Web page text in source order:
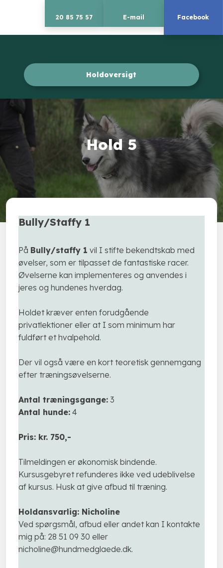
20 85 75 57 E-mail Facebook
Holdoversigt​
Hold 5
Bully/Staffy 1
På Bully/staffy 1 vil I stifte bekendtskab med
øvelser, som er tilpasset de fantastiske racer.
Øvelserne kan implementeres og anvendes i
jeres og hundenes hverdag.
Holdet kræver enten forudgående
privatlektioner eller at I som minimum har
fuldført et hvalpehold.
Der vil også være en kort teoretisk gennemgang
efter træningsøvelserne.
Antal træningsgange:3
Antal hunde:4
Pris: kr. 750,-
Tilmeldingen er økonomisk bindende.
Kursusgebyret refunderes ikke ved udeblivelse
af kursus. Husk at give afbud til træning.​
Holdansvarlig: Nicholine
Ved spørgsmål, afbud eller andet kan I kontakte
mig på: 28 51 09 30 eller
nicholine@hundmedglaede.dk.